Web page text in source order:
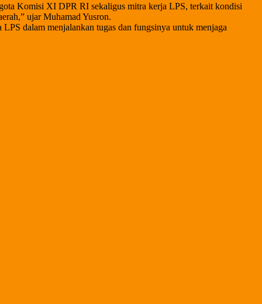
Komisi XI DPR RI sekaligus mitra kerja LPS, terkait kondisi
ujar Muhamad Yusron.
dalam menjalankan tugas dan fungsinya untuk menjaga